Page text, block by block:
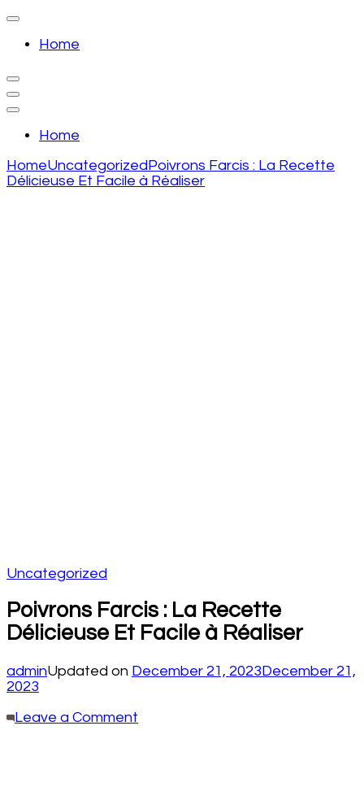
Skip
content
Enter)
recette de grand mere
Home
recette de grand mere
Home
HomeUncategorizedPoivrons Farcis : La Recette
Délicieuse Et Facile à Réaliser
Uncategorized
Poivrons Farcis : La Recette
Délicieuse Et Facile à Réaliser
adminUpdated on December 21, 2023December 21,
2023
Leave a Comment